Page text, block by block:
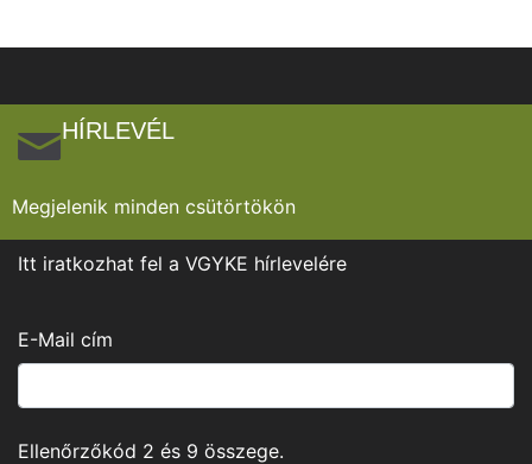
HÍRLEVÉL
Megjelenik minden csütörtökön
Itt iratkozhat fel a VGYKE hírlevelére
E-Mail cím
Ellenőrzőkód 2 és 9 összege.